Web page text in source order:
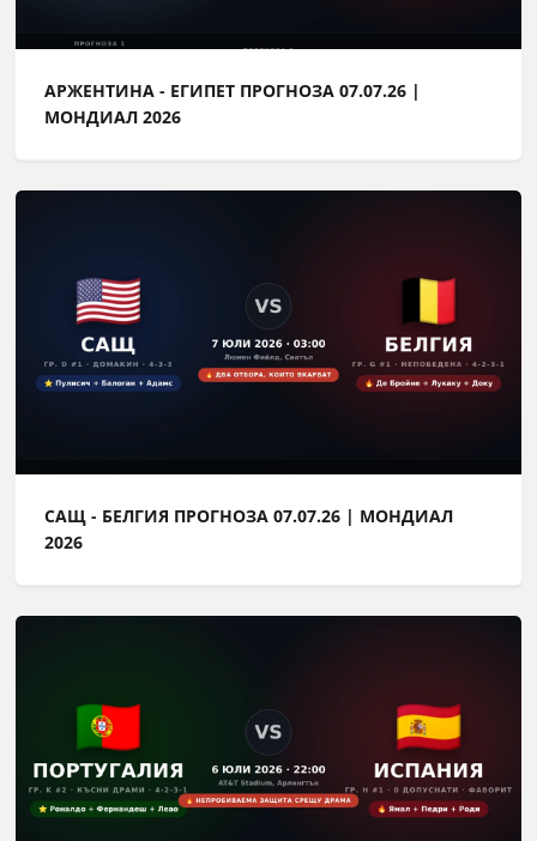
АРЖЕНТИНА - ЕГИПЕТ ПРОГНОЗА 07.07.26 |
МОНДИАЛ 2026
САЩ - БЕЛГИЯ ПРОГНОЗА 07.07.26 | МОНДИАЛ
2026